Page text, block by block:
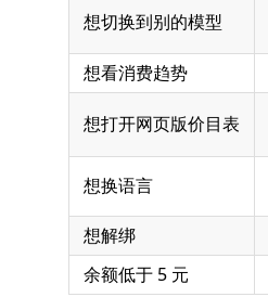
想切换到别的模型
想看消费趋势
想打开网页版价目表
想换语言
想解绑
余额低于 5 元